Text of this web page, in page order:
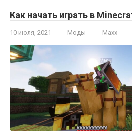
Как начать играть в
10 июля, 2021 Моды Maxx